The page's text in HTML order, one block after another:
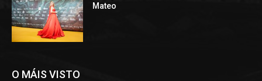
Mateo
O MÁIS VISTO